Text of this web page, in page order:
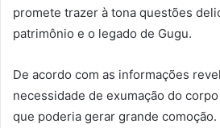
promete trazer à tona questões
patrimônio e o legado de Gugu.
De acordo com as informações
necessidade de exumação do
que poderia gerar grande comoção.